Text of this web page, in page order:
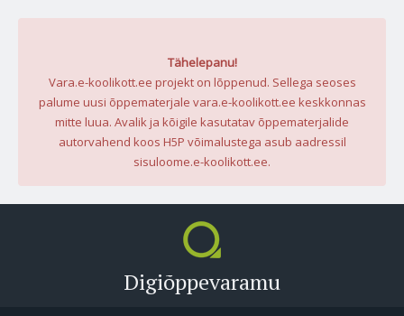
Tähelepanu!
Vara.e-koolikott.ee projekt on lõppenud. Sellega seoses
palume uusi õppematerjale vara.e-koolikott.ee keskkonnas
mitte luua. Avalik ja kõigile kasutatav õppematerjalide
autorvahend koos H5P võimalustega asub aadressil
sisuloome.e-koolikott.ee.
Digiõppevaramu